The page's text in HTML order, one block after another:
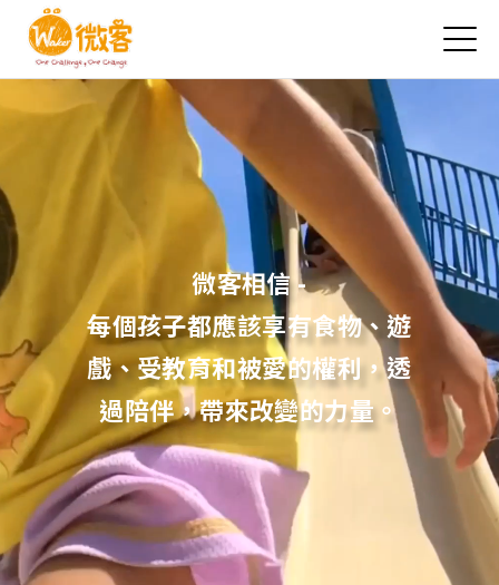
微客相信 -
每個孩子都應該享有食物、遊
戲、受教育和被愛的權利，透
過陪伴，帶來改變的力量。